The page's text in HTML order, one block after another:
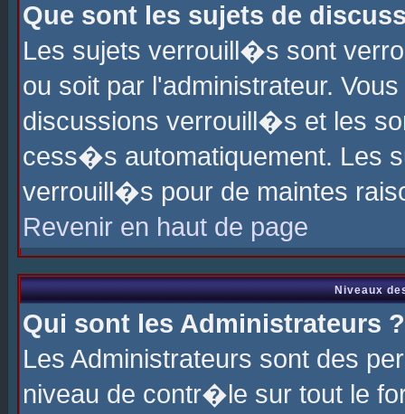
Que sont les sujets de
Les sujets verrouill�s sont
ou soit par l'administrateur.
discussions verrouill�s et les
cess�s automatiquement. Les
verrouill�s pour de maintes
Revenir en haut de page
Niveaux
Qui sont les Administrateurs ?
Les Administrateurs sont des
niveau de contr�le sur tout le